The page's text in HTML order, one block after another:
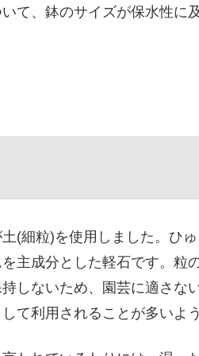
て、鉢のサイズが保水性に
(細粒)を使用しました。ひ
主成分とした軽石です。粒
しないため、園芸に適さな
て利用されることが多いよ